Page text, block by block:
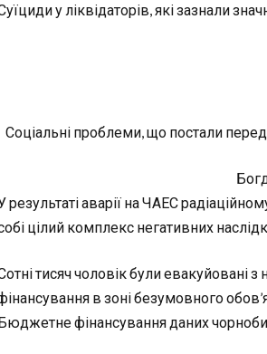
у ліквідаторів, які зазнали
Соціальні проблеми, що постали перед
результаті аварії на ЧАЕС
цілий комплекс негативних
тисяч чоловік були евакуйовані
в зоні безумовного
фінансування даних